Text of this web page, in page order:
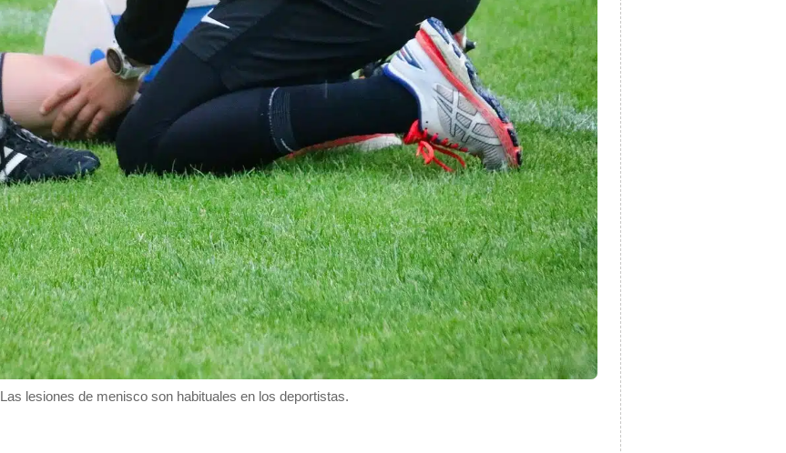
Las lesiones de menisco son habituales en los deportistas.